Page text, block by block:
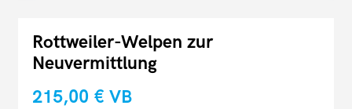
Rottweiler-Welpen zur
Neuvermittlung
215,00 € VB